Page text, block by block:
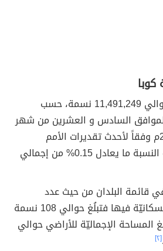
حوالي 11,491,249 نسمة، حسب
الموافق السادس و العشرين من شهر
كانون الأول لعام 2018م وفقاً لأحدث تقديرات الأمم
المُتّحدة، وتُشكّل هذه النسبة ما يعادل 0.15% من إجمالي
كوبا المرتبة 80 في قائمة البلدان من حيث عدد
السكان، أمّا الكثافة السكانيّة فيها فتبلُغ حوالي 108 نسمة
المساحة الإجماليّة للأراضي حوالي
[٢]